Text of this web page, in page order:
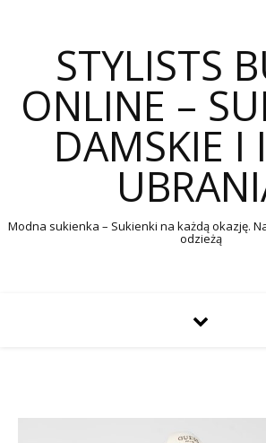
STYLISTS
ONLINE –
DAMSKIE I
Modna sukienka – Sukienki na każdą okazję.
odzieżą